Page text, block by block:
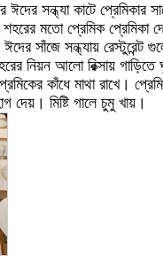
ঈদের সন্ধ্যা কাটে প্রেমিকার
মতো প্রেমিক প্রেমিকা
সাঁজে সন্ধ্যায় রেস্টুরেন্ট
নিয়ন আলো রিক্সায় গাড়িতে
কাঁধে মাথা রাখে।
দেয়। মিষ্টি গালে চুমু খায়।